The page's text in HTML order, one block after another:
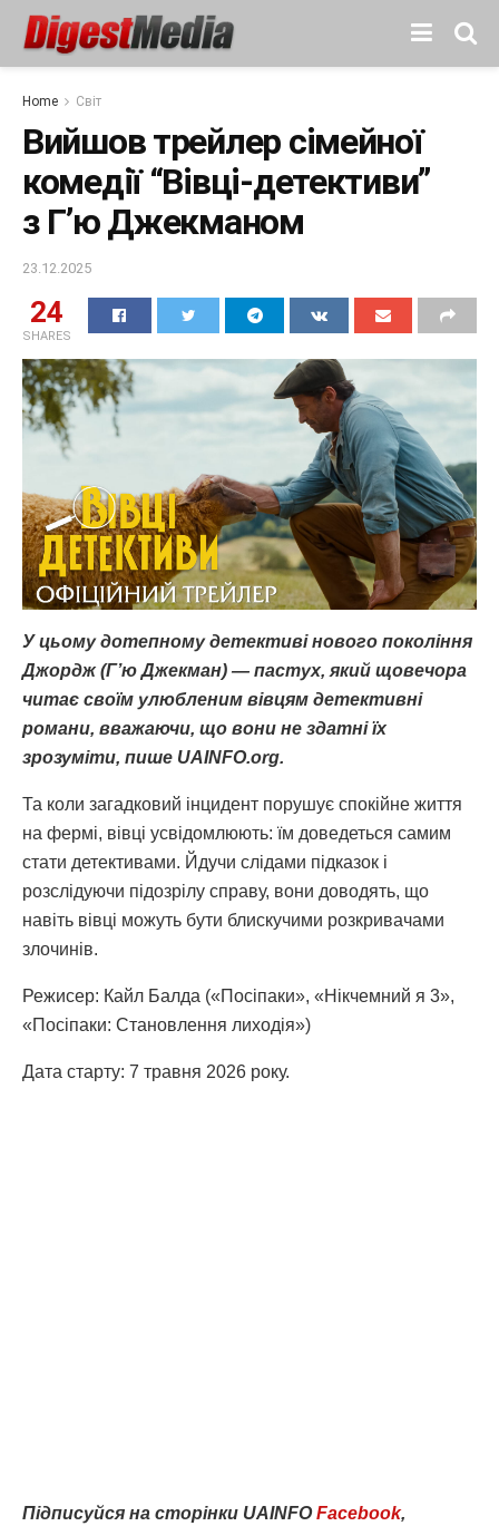
Home Світ
Вийшов трейлер сімейної
комедії “Вівці-детективи”
з Г’ю Джекманом
23.12.2025
24
SHARES
У цьому дотепному детективі нового покоління
Джордж (Г’ю Джекман) — пастух, який щовечора
читає своїм улюбленим вівцям детективні
романи, вважаючи, що вони не здатні їх
зрозуміти, пише UAINFO.org.
Та коли загадковий інцидент порушує спокійне життя
на фермі, вівці усвідомлюють: їм доведеться самим
стати детективами. Йдучи слідами підказок і
розслідуючи підозрілу справу, вони доводять, що
навіть вівці можуть бути блискучими розкривачами
злочинів.
Режисер: Кайл Балда («Посіпаки», «Нікчемний я 3»,
«Посіпаки: Становлення лиходія»)
Дата старту: 7 травня 2026 року.
Підписуйся на сторінки UAINFOFacebook,